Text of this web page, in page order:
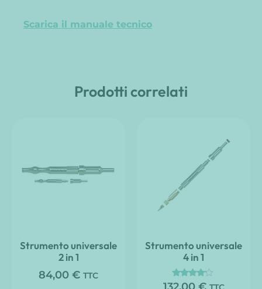
Scarica il manuale tecnico
Prodotti correlati
Strumento universale
2 in 1
84,00 € TTC
Strumento universale
4 in 1
Valutato